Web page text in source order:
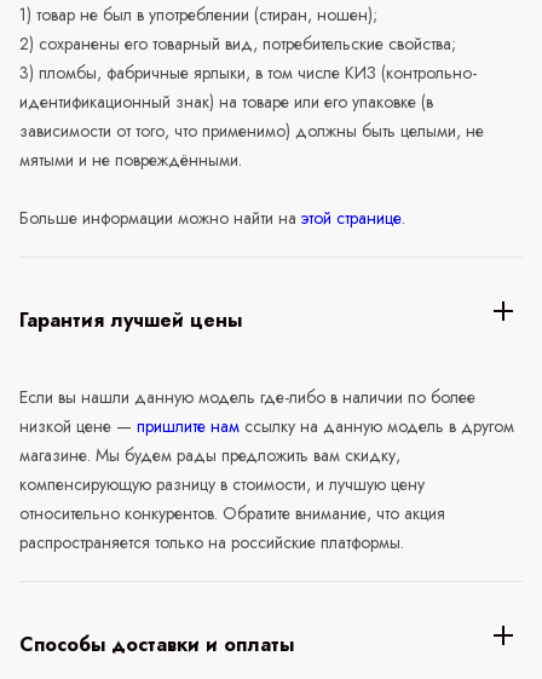
1) товар не был в употреблении (стиран, ношен);
2) сохранены его товарный вид, потребительские свойства;
3) пломбы, фабричные ярлыки, в том числе КИЗ (контрольно-
идентификационный знак) на товаре или его упаковке (в
зависимости от того, что применимо) должны быть целыми, не
мятыми и не повреждёнными.
Больше информации можно найти на этой странице.
Гарантия лучшей цены
Если вы нашли данную модель где-либо в наличии по более
низкой цене — пришлите нам ссылку на данную модель в другом
магазине. Мы будем рады предложить вам скидку,
компенсирующую разницу в стоимости, и лучшую цену
относительно конкурентов. Обратите внимание, что акция
распространяется только на российские платформы.
Способы доставки и оплаты